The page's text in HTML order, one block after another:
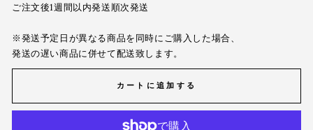
ご注文後1週間以内発送順次発送
※発送予定日が異なる商品を同時にご購入した場合、
発送の遅い商品に併せて配送致します。
カートに追加する